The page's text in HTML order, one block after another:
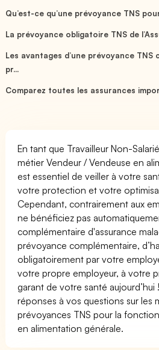
Qu’est-ce qu’une prévoyance TNS
La prévoyance obligatoire TNS de
Les avantages d’une prévoyance
pr...
Comparez toutes les assurances
En tant que Travailleur Non-
métier Vendeur / Vendeuse en
est essentiel de veiller à votre
votre protection et votre
Cependant, contrairement aux
ne bénéficiez pas
complémentaire d'assurance
prévoyance complémentaire,
obligatoirement par votre
votre propre employeur, à votre
garant de votre santé
réponses à vos questions sur les
prévoyances TNS pour la
en alimentation générale.